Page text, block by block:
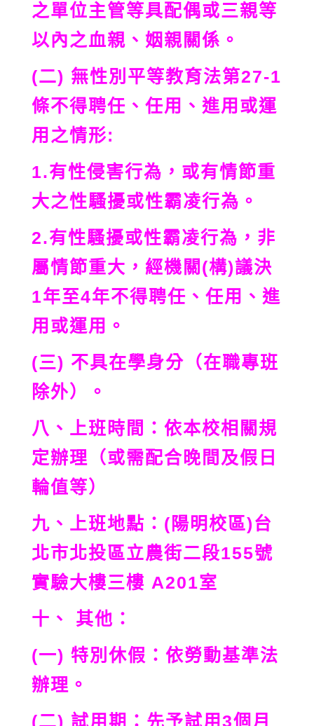
之單位主管等具配偶或三親等
以內之血親、姻親關係。
(二) 無性別平等教育法第27-1
條不得聘任、任用、進用或運
用之情形:
1.有性侵害行為，或有情節重
大之性騷擾或性霸凌行為。
2.有性騷擾或性霸凌行為，非
屬情節重大，經機關(構)議決
1年至4年不得聘任、任用、進
用或運用。
(三) 不具在學身分（在職專班
除外）。
八、上班時間：依本校相關規
定辦理（或需配合晚間及假日
輪值等）
九、上班地點：(陽明校區)台
北市北投區立農街二段155號
實驗大樓三樓 A201室
十、 其他：
(一) 特別休假：依勞動基準法
辦理。
(二) 試用期：先予試用3個月